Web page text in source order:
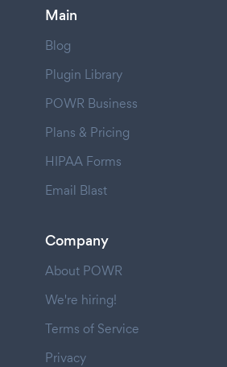
Main
Blog
Plugin Library
POWR Business
Plans & Pricing
HIPAA Forms
Email Blast
Company
About POWR
We're hiring!
Terms of Service
Privacy